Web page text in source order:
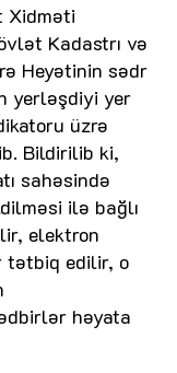
Xidməti
Kadastrı və
Heyətinin sədr
yerləşdiyi yer
üzrə
Bildirilib ki,
sahəsində
ilə bağlı
elektron
tətbiq edilir, o
həyata